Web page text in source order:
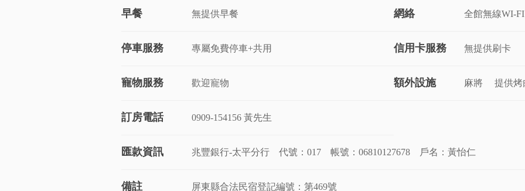
早餐 無提供早餐 網絡 全館無線WI-FI
停車服務 專屬免費停車+共用 信用卡服務 無提供刷卡
寵物服務 歡迎寵物 額外設施 麻將 提供烤
訂房電話 0909-154156 黃先生
匯款資訊 兆豐銀行-太平分行 代號：017 帳號：06810127678 戶名：黃怡仁
備註 屏東縣合法民宿登記編號：第469號